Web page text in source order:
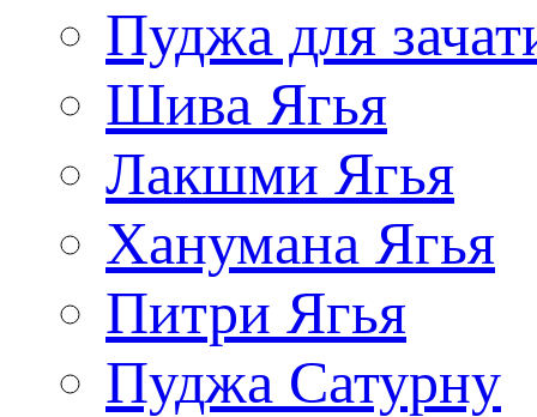
Пуджа для
Шива Ягья
Лакшми Ягья
Ханумана Ягья
Питри Ягья
Пуджа Сатурну